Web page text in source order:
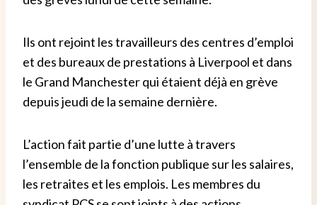
Ils ont rejoint les travailleurs des centres d’emploi
et des bureaux de prestations à Liverpool et dans
le Grand Manchester qui étaient déjà en grève
depuis jeudi de la semaine dernière.
L’action fait partie d’une lutte à travers
l’ensemble de la fonction publique sur les salaires,
les retraites et les emplois. Les membres du